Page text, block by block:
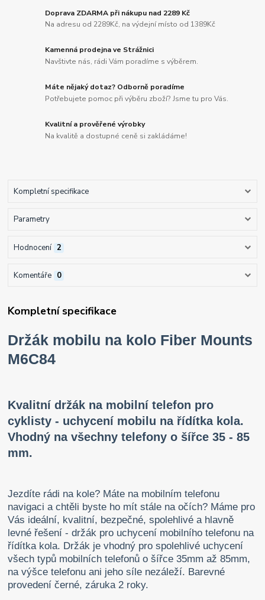
Doprava ZDARMA při nákupu nad 2289 Kč
Na adresu od 2289Kč, na výdejní místo od 1389Kč
Kamenná prodejna ve Strážnici
Navštivte nás, rádi Vám poradíme s výběrem.
Máte nějaký dotaz? Odborně poradíme
Potřebujete pomoc při výběru zboží? Jsme tu pro Vás.
Kvalitní a prověřené výrobky
Na kvalitě a dostupné ceně si zakládáme!
Kompletní specifikace
Parametry
Hodnocení 2
Komentáře 0
Kompletní specifikace
Držák mobilu na kolo Fiber Mounts
M6C84
Kvalitní držák na mobilní telefon pro
cyklisty - uchycení mobilu na řídítka kola.
Vhodný na všechny telefony o šířce 35 - 85
mm.
Jezdíte rádi na kole? Máte na mobilním telefonu
navigaci a chtěli byste ho mít stále na očích? Máme pro
Vás ideální, kvalitní, bezpečné, spolehlivé a hlavně
levné řešení - držák pro uchycení mobilního telefonu na
řídítka kola. Držák je vhodný pro spolehlivé uchycení
všech typů mobilních telefonů o šířce 35mm až 85mm,
na výšce telefonu ani jeho síle nezáleží. Barevné
provedení černé, záruka 2 roky.